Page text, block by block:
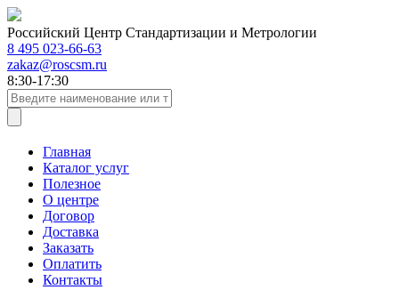
Российский Центр Стандартизации и Метрологии
8 495 023-66-63
zakaz@roscsm.ru
8:30-17:30
Главная
Каталог услуг
Полезное
О центре
Договор
Доставка
Заказать
Оплатить
Контакты